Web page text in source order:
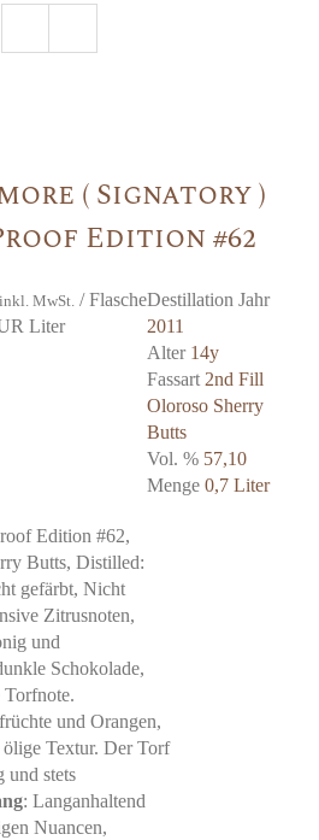
( Signatory )
Edition #62
inkl. MwSt. / Flasche
Liter
Destillation Jahr
2011
Alter 14y
Fassart 2nd Fill
Oloroso Sherry
Butts
Vol. % 57,10
Menge0,7 Liter
Edition #62,
Butts, Distilled:
gefärbt, Nicht
Zitrusnoten,
und
Schokolade,
und Orangen,
Textur. Der Torf
und stets
: Langanhaltend
Nuancen,